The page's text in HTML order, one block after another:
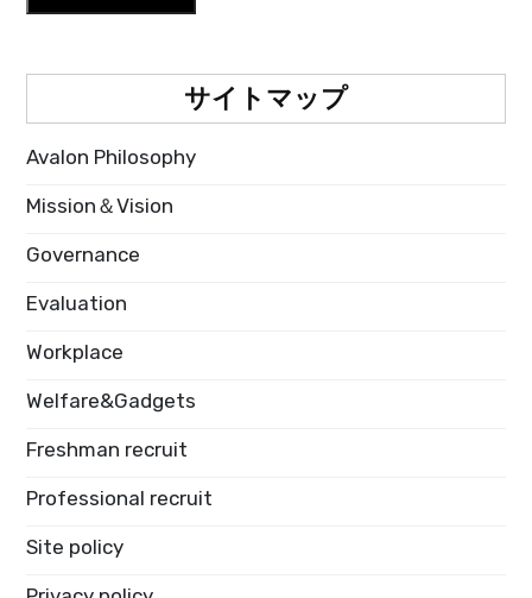
サイトマップ
Avalon Philosophy
Mission＆Vision
Governance
Evaluation
Workplace
Welfare&Gadgets
Freshman recruit
Professional recruit
Site policy